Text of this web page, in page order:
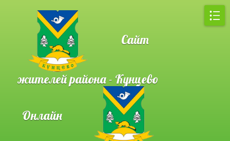
Сайт
жителей района - Кунцево
Онлайн